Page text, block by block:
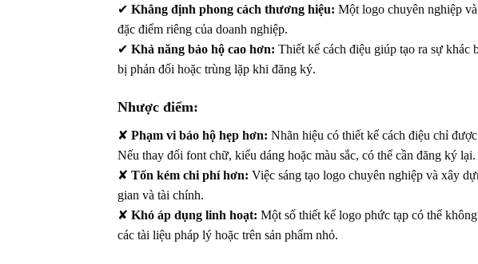
✔ Khẳng định phong cách thương hiệu: Một logo chuyên nghiệp
đặc điểm riêng của doanh nghiệp.
✔ Khả năng bảo hộ cao hơn: Thiết kế cách điệu giúp tạo ra sự khác
bị phản đối hoặc trùng lặp khi đăng ký.
Nhược điểm:
✘ Phạm vi bảo hộ hẹp hơn: Nhãn hiệu có thiết kế cách điệu chỉ
Nếu thay đổi font chữ, kiểu dáng hoặc màu sắc, có thể cần đăng ký lại.
✘ Tốn kém chi phí hơn: Việc sáng tạo logo chuyên nghiệp và xây
gian và tài chính.
✘ Khó áp dụng linh hoạt: Một số thiết kế logo phức tạp có thể
các tài liệu pháp lý hoặc trên sản phẩm nhỏ.